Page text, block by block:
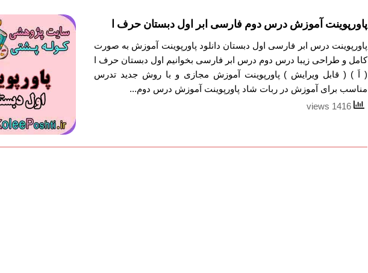
پاورپوینت آموزش درس دوم فارسی ابر اول دبستان حرف ا
پاورپوینت درس ابر فارسی اول دبستان دانلود پاورپوینت آموزش به صورت
کامل و طراحی زیبا درس دوم درس ابر فارسی بخوانیم اول دبستان حرف ا
( اَ ) ( قابل ویرایش ) پاورپوینت آموزش مجازی و با روش جدید تدرس
مناسب برای آموزش در ربات شاد پاورپوینت آموزش درس دوم...